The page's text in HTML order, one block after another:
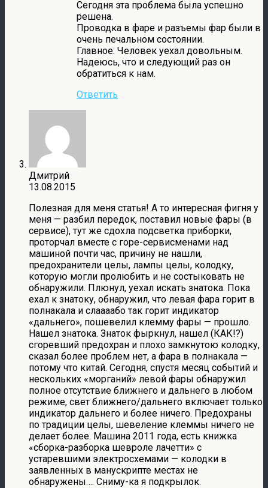
Сегодня эта проблема была успешно
решена.
Проводка в фаре и разъемы фар были в
очень печальном состоянии.
Главное: Человек уехал довольным.
Надеюсь, что и следующий раз он
обратиться к нам.
Ответить
Дмитрий
13.08.2015
Полезная для меня статья! А то интересная фигня у
меня — разбил передок, поставил новые фары (в
сервисе), тут же сдохла подсветка приборки,
проторчал вместе с горе-сервисменами над
машиной почти час, причину не нашли,
предохранители целы, лампы целы, колодку,
которую могли пролюбить и не состыковать не
обнаружили. Плюнул, уехал искать знатока. Пока
ехал к знатоку, обнаружил, что левая фара горит в
полнакала и слаааабо так горит индикатор
«дальнего», пошевелил клемму фары — прошло.
Нашел знатока. Знаток фыркнул, нашел (КАК!?)
сгоревший предохран и плохо замкнутою колодку,
сказал более проблем нет, а фара в полнакала —
потому что китай. Сегодня, спустя месяц событий и
нескольких «морганий» левой фары обнаружил
полное отсутствие ближнего и дальнего в любом
режиме, свет ближнего/дальнего включает только
индикатор дальнего и более ничего. Предохраны
по традиции целы, шевеление клеммы ничего не
делает более. Машина 2011 года, есть книжка
«сборка-разборка шевроле лачетти» с
устаревшими электросхемами — колодки в
заявленных в манускрипте местах не
обнаружены…. Сниму-ка я подкрылок.